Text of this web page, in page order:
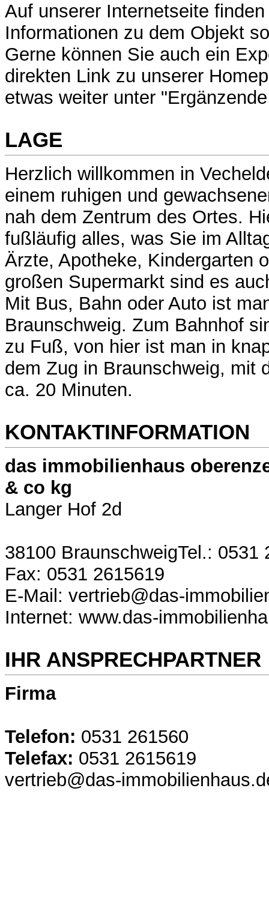
Auf unserer Internetseite
Informationen zu dem Objekt
Gerne können Sie auch ein
direkten Link zu unserer
etwas weiter unter
LAGE
Herzlich willkommen in
einem ruhigen und
nah dem Zentrum des Ortes.
fußläufig alles, was Sie im
Ärzte, Apotheke, Kindergarten
großen Supermarkt sind es
Mit Bus, Bahn oder Auto ist
Braunschweig. Zum Bahnhof
zu Fuß, von hier ist man in
dem Zug in Braunschweig, mit
ca. 20 Minuten.
KONTAKTINFORMATION
das immobilienhaus
& co kg
Langer Hof 2d
38100 BraunschweigTel.: 0531
Fax: 0531 2615619
E-Mail: vertrieb@das-
Internet: www.das-
IHR ANSPRECHPARTNER
Firma
Telefon: 0531 261560
Telefax: 0531 2615619
vertrieb@das-